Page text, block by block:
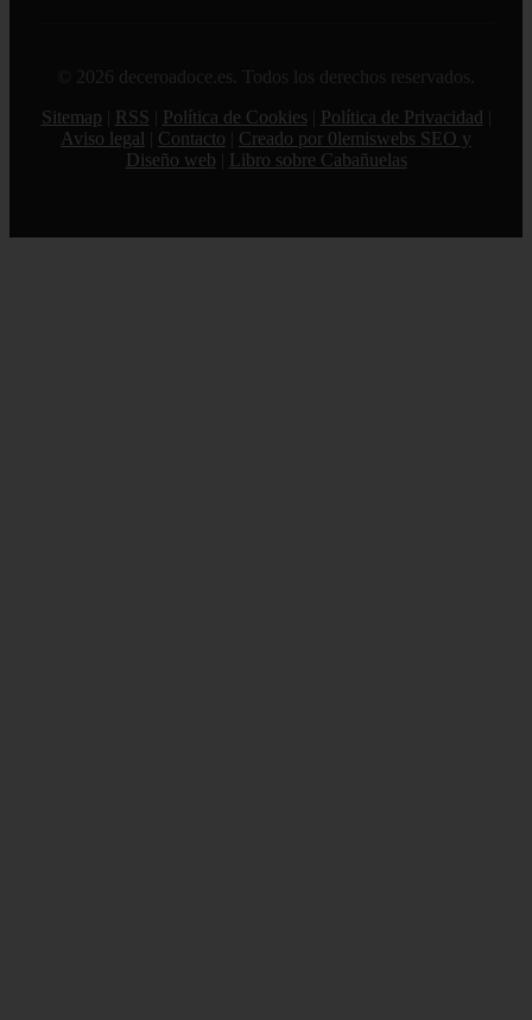
© 2026 deceroadoce.es. Todos los derechos reservados.
Sitemap
RSS Política de Cookies Política de Privacidad
Aviso legal
Contacto
Creado por 0lemiswebs SEO y
Diseño web
Libro sobre Cabañuelas